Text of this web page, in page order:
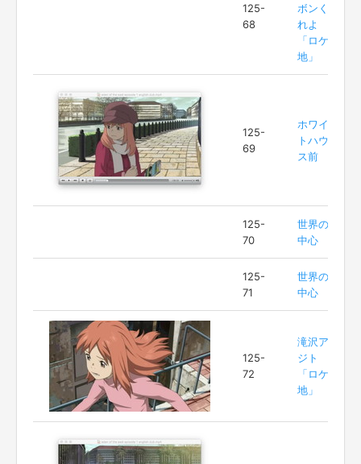
125-
68
ボンく
れよ
「ロケ
地」
125-
69
ホワイ
トハウ
ス前
125-
70
世界の
中心
125-
71
世界の
中心
125-
72
滝沢ア
ジト
「ロケ
地」